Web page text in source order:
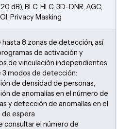
dB), BLC, HLC, 3D-DNR, AGC,
Privacy Masking
8 zonas de detección, así
de activación y
de vinculación independientes
3 modos de detección:
de densidad de personas,
de anomalías en el número de
y detección de anomalías en el
espera
consultar el número de